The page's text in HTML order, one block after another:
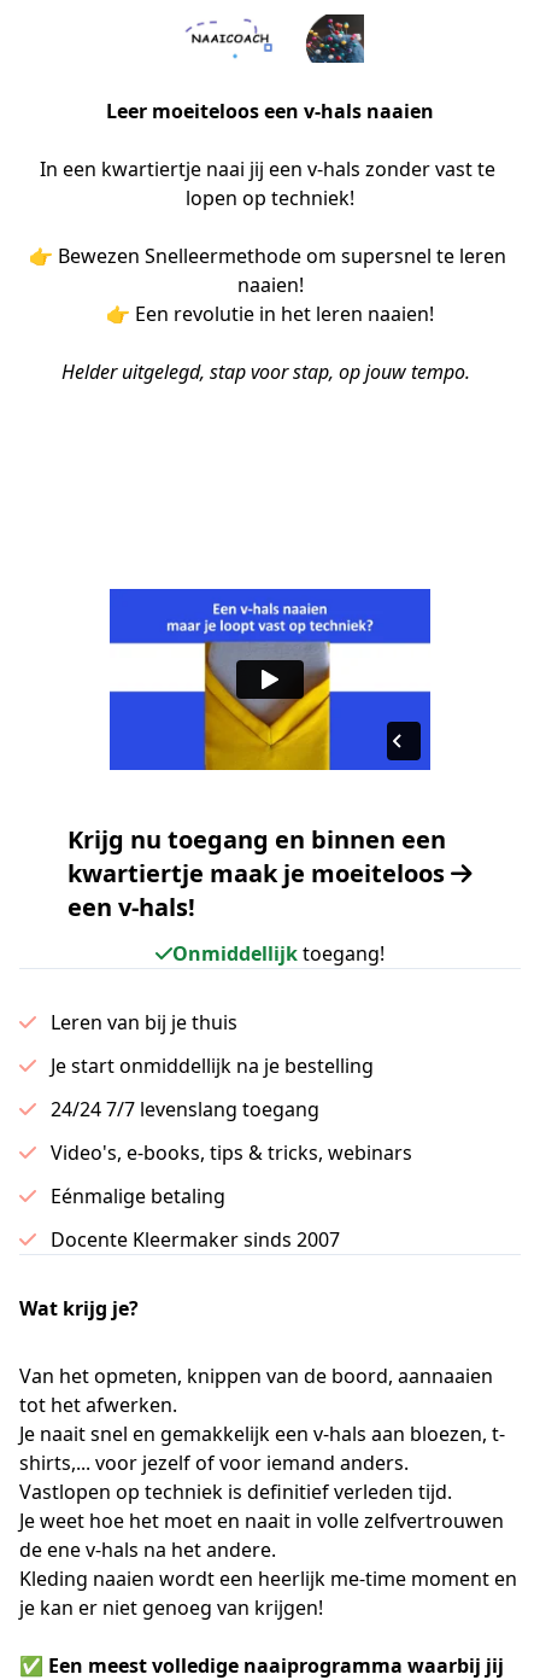
Leer moeiteloos een v-hals naaien
In een kwartiertje naai jij een v-hals zonder vast te
lopen op techniek!
👉 Bewezen Snelleermethode om supersnel te leren
naaien!
👉 Een revolutie in het leren naaien!
Helder uitgelegd, stap voor stap, op jouw tempo.
Krijg nu toegang en binnen een
kwartiertje maak je moeiteloos
een v-hals!
Onmiddellijktoegang!
Leren van bij je thuis
Je start onmiddellijk na je bestelling
24/24 7/7 levenslang toegang
Video's, e-books, tips & tricks, webinars
Eénmalige betaling
Docente Kleermaker sinds 2007
Wat krijg je?
Van het opmeten, knippen van de boord, aannaaien
tot het afwerken.
Je naait snel en gemakkelijk een v-hals aan bloezen, t-
shirts,... voor jezelf of voor iemand anders.
Vastlopen op techniek is definitief verleden tijd.
Je weet hoe het moet en naait in volle zelfvertrouwen
de ene v-hals na het andere.
Kleding naaien wordt een heerlijk me-time moment en
je kan er niet genoeg van krijgen!
✅ Een meest volledige naaiprogramma waarbij jij